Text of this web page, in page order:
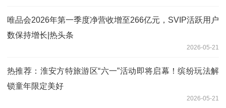
唯品会2026年第一季度净营收增至266亿元，SVIP活跃用户
数保持增长|热头条
2026-05-21
热推荐：淮安方特旅游区“六一”活动即将启幕！缤纷玩法解
锁童年限定美好
2026-05-21